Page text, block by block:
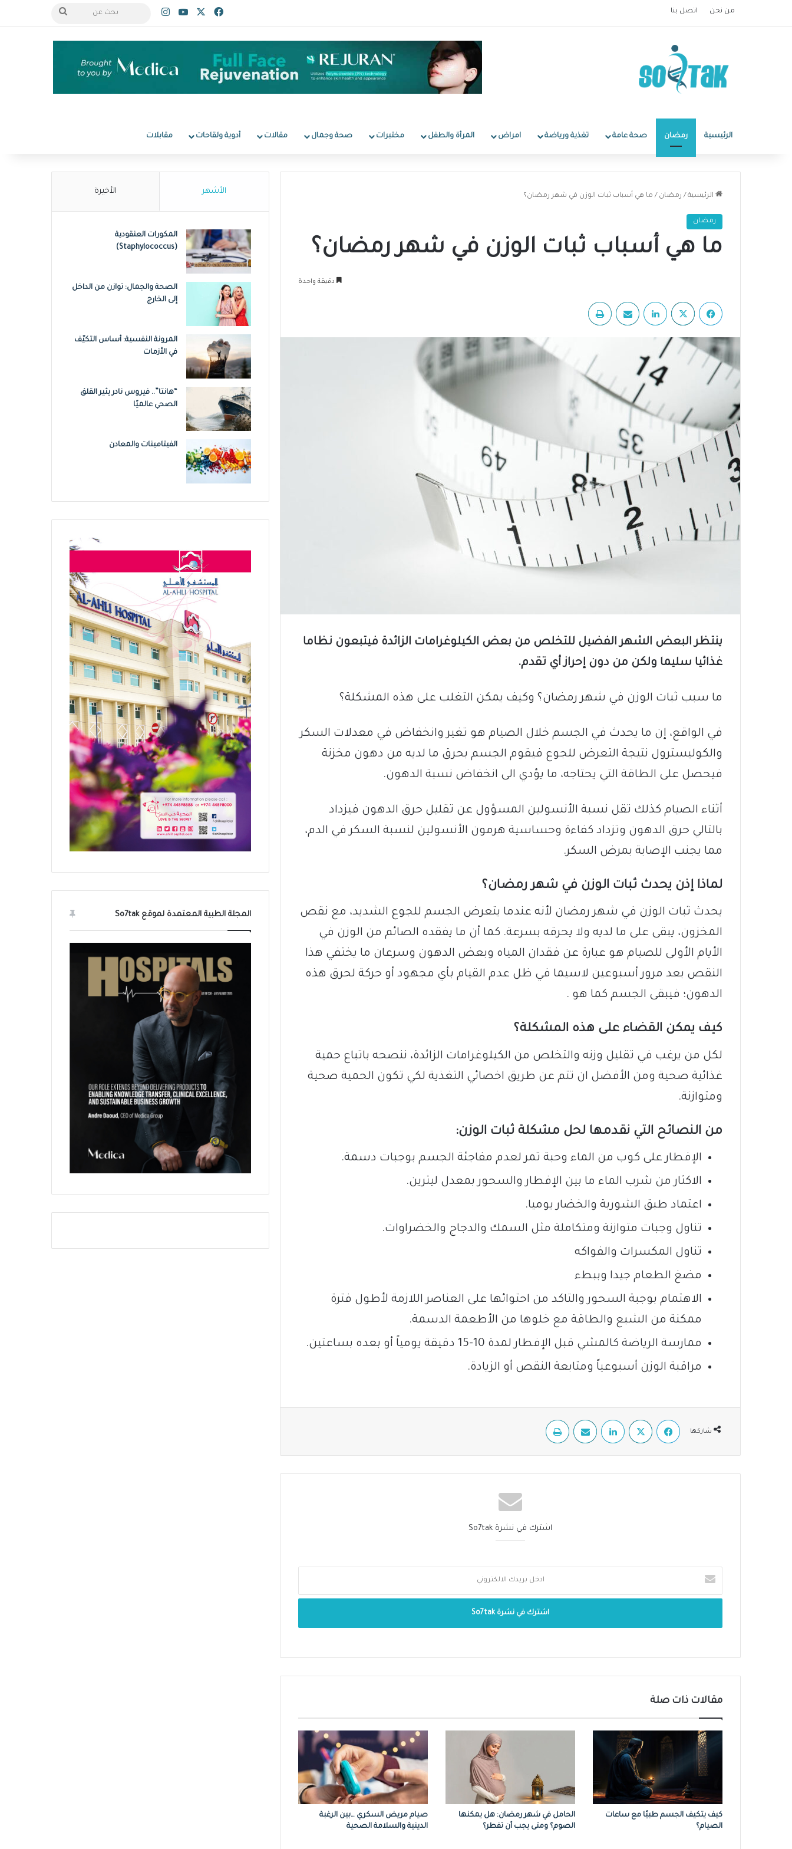
من نحن اتصل بنا فيسبوك‫YouTubeانستقرام بحث
الرئيسية رمضان صحة عامة تغذية ورياضة امراض المرأة والطفل مختبرات صحة وجمال مقالات أدوية ولقاحات مقابلات
الرئيسية / رمضان / ما هي أسباب ثبات الوزن في شهر رمضان؟
رمضان
ما هي أسباب ثبات الوزن في شهر رمضان؟
دقيقة واحدة
فيسبوك لينكدإن مشاركة عبر البريد
ينتظر البعض الشهر الفضيل للتخلص من بعض الكيلوغرامات الزائدة فيتبعون نظاما
غذائيا سليما ولكن من دون إحراز أي تقدم.
ما سبب ثبات الوزن في شهر رمضان؟ وكيف يمكن التغلب على هذه المشكلة؟
في الواقع، إن ما يحدث في الجسم خلال الصيام هو تغير وانخفاض في معدلات السكر
والكوليسترول نتيجة التعرض للجوع فيقوم الجسم بحرق ما لديه من دهون مخزنة
فيحصل على الطاقة التي يحتاجه، ما يؤدي الى انخفاض نسبة الدهون.
أثناء الصيام كذلك تقل نسبة الأنسولين المسؤول عن تقليل حرق الدهون فيزداد
بالتالي حرق الدهون وتزداد كفاءة وحساسية هرمون الأنسولين لنسبة السكر في الدم،
مما يجنب الإصابة بمرض السكر.
لماذا إذن يحدث ثبات الوزن في شهر رمضان؟
يحدث ثبات الوزن في شهر رمضان لأنه عندما يتعرض الجسم للجوع الشديد، مع نقص
المخزون، يبقى على ما لديه ولا يحرقه بسرعة. كما أن ما يفقده الصائم من الوزن في
الأيام الأولى للصيام هو عبارة عن فقدان المياه وبعض الدهون وسرعان ما يختفي هذا
النقص بعد مرور أسبوعين لاسيما في ظل عدم القيام بأي مجهود أو حركة لحرق هذه
الدهون؛ فيبقى الجسم كما هو .
كيف يمكن القضاء على هذه المشكلة؟
لكل من يرغب في تقليل وزنه والتخلص من الكيلوغرامات الزائدة، ننصحه باتباع حمية
غذائية صحية ومن الأفضل ان تتم عن طريق اخصائي التغذية لكي تكون الحمية صحية
ومتوازنة.
من النصائح التي نقدمها لحل مشكلة ثبات الوزن:
الإفطار على كوب من الماء وحبة تمر لعدم مفاجئة الجسم بوجبات دسمة.
الاكثار من شرب الماء ما بين الإفطار والسحور بمعدل ليترين.
اعتماد طبق الشوربة والخضار يوميا.
تناول وجبات متوازنة ومتكاملة مثل السمك والدجاج والخضراوات.
تناول المكسرات والفواكه
مضغ الطعام جيدا وببطء
الاهتمام بوجبة السحور والتاكد من احتوائها على العناصر اللازمة لأطول فترة
ممكنة من الشبع والطاقة مع خلوها من الأطعمة الدسمة.
ممارسة الرياضة كالمشي قبل الإفطار لمدة 10-15 دقيقة يومياً أو بعده بساعتين.
مراقبة الوزن أسبوعياً ومتابعة النقص أو الزيادة.
شاركها
فيسبوك لينكدإن مشاركة عبر البريد
اشترك في نشرة So7tak
مقالات ذات صلة
كيف يتكيف الجسم طبيًا مع ساعات
الصيام؟
الحامل في شهر رمضان: هل يمكنها
الصوم؟ ومتى يجب أن تفطر؟
صيام مريض السكري …بين الرغبة
الدينية والسلامة الصحية
الأشهر الأخيرة
المكورات العنقودية
(Staphylococcus)
الصحة والجمال: توازن من الداخل
إلى الخارج
المرونة النفسية: أساس التكيّف
في الأزمات
“هانتا”.. فيروس نادر يثير القلق
الصحي عالميًا
الفيتامينات والمعادن
المجلة الطبية المعتمدة لموقع So7tak